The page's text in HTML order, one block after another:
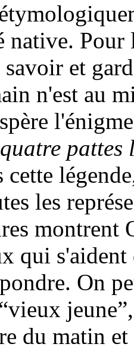
native.
et
n'est au
cette
les
montrent
qui
On
du matin